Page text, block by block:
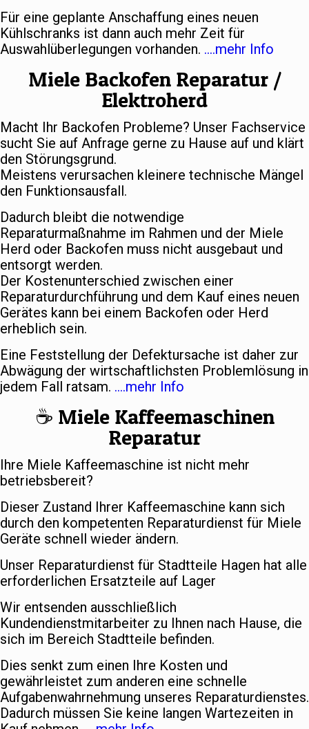
Für eine geplante Anschaffung eines neuen
Kühlschranks ist dann auch mehr Zeit für
Auswahlüberlegungen vorhanden. ….mehr Info
Miele Backofen Reparatur /
Elektroherd
Macht Ihr Backofen Probleme? Unser Fachservice
sucht Sie auf Anfrage gerne zu Hause auf und klärt
den Störungsgrund.
Meistens verursachen kleinere technische Mängel
den Funktionsausfall.
Dadurch bleibt die notwendige
Reparaturmaßnahme im Rahmen und der Miele
Herd oder Backofen muss nicht ausgebaut und
entsorgt werden.
Der Kostenunterschied zwischen einer
Reparaturdurchführung und dem Kauf eines neuen
Gerätes kann bei einem Backofen oder Herd
erheblich sein.
Eine Feststellung der Defektursache ist daher zur
Abwägung der wirtschaftlichsten Problemlösung in
jedem Fall ratsam. ….mehr Info
☕️ Miele Kaffeemaschinen
Reparatur
Ihre Miele Kaffeemaschine ist nicht mehr
betriebsbereit?
Dieser Zustand Ihrer Kaffeemaschine kann sich
durch den kompetenten Reparaturdienst für Miele
Geräte schnell wieder ändern.
Unser Reparaturdienst für Stadtteile Hagen hat alle
erforderlichen Ersatzteile auf Lager
Wir entsenden ausschließlich
Kundendienstmitarbeiter zu Ihnen nach Hause, die
sich im Bereich Stadtteile befinden.
Dies senkt zum einen Ihre Kosten und
gewährleistet zum anderen eine schnelle
Aufgabenwahrnehmung unseres Reparaturdienstes.
Dadurch müssen Sie keine langen Wartezeiten in